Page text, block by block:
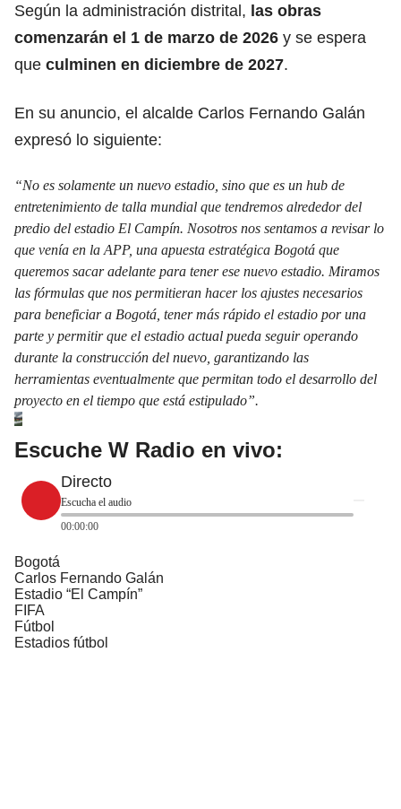
Según la administración distrital, las obras
comenzarán el 1 de marzo de 2026 y se espera
que culminen en diciembre de 2027.
En su anuncio, el alcalde Carlos Fernando Galán
expresó lo siguiente:
“No es solamente un nuevo estadio, sino que es un hub de
entretenimiento de talla mundial que tendremos alrededor del
predio del estadio El Campín. Nosotros nos sentamos a revisar lo
que venía en la APP, una apuesta estratégica Bogotá que
queremos sacar adelante para tener ese nuevo estadio. Miramos
las fórmulas que nos permitieran hacer los ajustes necesarios
para beneficiar a Bogotá, tener más rápido el estadio por una
parte y permitir que el estadio actual pueda seguir operando
durante la construcción del nuevo, garantizando las
herramientas eventualmente que permitan todo el desarrollo del
proyecto en el tiempo que está estipulado”.
Escuche W Radio en vivo:
Directo
Escucha el audio
00:00:00
Bogotá
Carlos Fernando Galán
Estadio “El Campín”
FIFA
Fútbol
Estadios fútbol